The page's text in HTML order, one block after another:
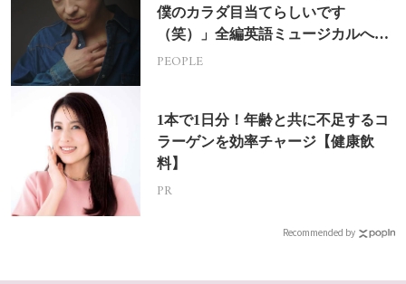
僕のカラダ目当てらしいです
（笑）」全編英語ミュージカルへの
挑戦
PEOPLE
1本で1日分！年齢と共に不足するコ
ラーゲンを効率チャージ【健康飲
料】
PR
Recommended by